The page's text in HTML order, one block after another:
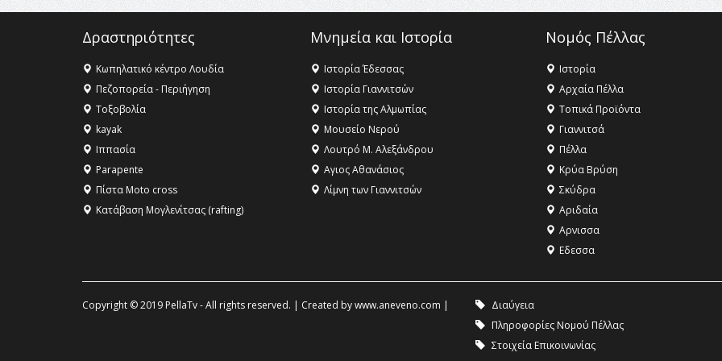
Δραστηριότητες
Κωπηλατικό κέντρο Λουδία
Πεζοπορεία - Περιήγηση
Τοξοβολία
kayak
Ιππασία
Parapente
Πίστα Moto cross
Κατάβαση Μογλενίτσας (rafting)
Μνημεία και Ιστορία
Ιστορία Έδεσσας
Ιστορία Γιαννιτσών
Ιστορία της Αλμωπίας
Μουσείο Νερού
Λουτρό Μ. Αλεξάνδρου
Αγιος Αθανάσιος
Λίμνη των Γιαννιτσών
Νομός Πέλλας
Ιστορία
Αρχαία Πέλλα
Τοπικά Προϊόντα
Γιαννιτσά
Πέλλα
Κρύα Βρύση
Σκύδρα
Αριδαία
Aρνισσα
Eδεσσα
Copyright © 2019 PellaTv - All rights reserved. | Created bywww.aneveno.com | Διαύγεια
Πληροφορίες Νομού Πέλλας
Στοιχεία Επικοινωνίας